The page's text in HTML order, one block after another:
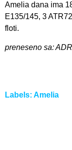
Amelia dana ima
E135/145, 3
floti.
preneseno sa:
Labels: Amelia